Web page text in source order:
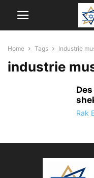
Home Tags Industrie
industrie
Rak